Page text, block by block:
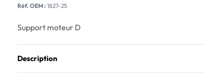
Réf. OEM : 1827-25
Support moteur D
Description